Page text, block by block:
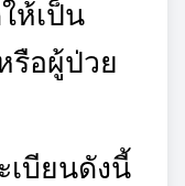
ห้เป็น
รือผู้ป่วย
เบียนดังนี้